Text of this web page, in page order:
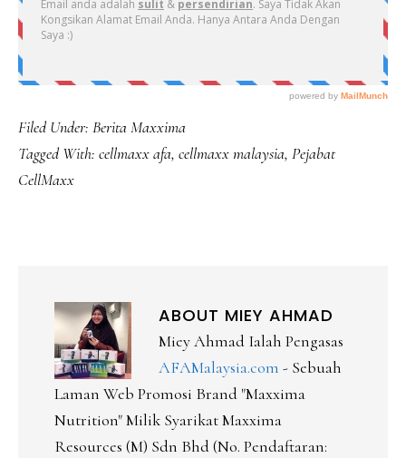
Filed Under: Berita Maxxima
Tagged With: cellmaxx afa, cellmaxx malaysia, Pejabat
CellMaxx
ABOUT MIEY AHMAD
Miey Ahmad Ialah Pengasas
AFAMalaysia.com - Sebuah
Laman Web Promosi Brand "Maxxima
Nutrition" Milik Syarikat Maxxima
Resources (M) Sdn Bhd (No. Pendaftaran: